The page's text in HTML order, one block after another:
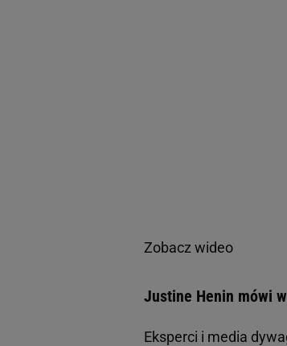
Zobacz wideo
Justine Henin mówi
Eksperci i media